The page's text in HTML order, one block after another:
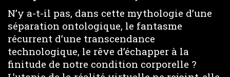
N’y a-t-il pas, dans cette mythologie d’une
séparation ontologique, le fantasme
récurrent d’une transcendance
technologique, le rêve d’échapper à la
finitude de notre condition corporelle ?